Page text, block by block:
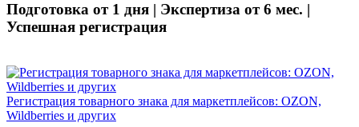
Подготовка от 1 дня | Экспертиза от 6 мес. |
Успешная регистрация
Регистрация товарного знака для маркетплейсов: OZON,
Wildberries и других